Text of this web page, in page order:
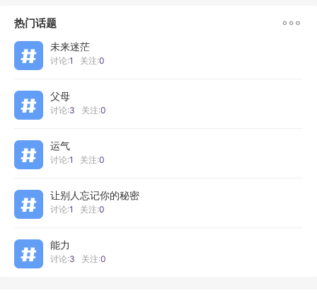
热门话题 
未来迷茫
讨论:1 关注:0
父母
讨论:3 关注:0
运气
讨论:1 关注:0
让别人忘记你的秘密
讨论:1 关注:0
能力
讨论:3 关注:0